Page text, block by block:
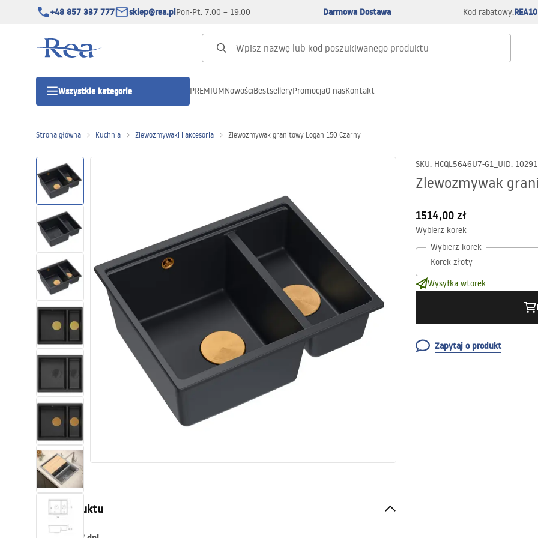
+48 857 337 777 sklep@rea.plPon-Pt: 7:00 – 19:00 Darmowa Dostawa Kod rabatowy:REA10
Wszystkie kategorie
Kategorie produktowe
Kabiny prysznicowe
Brodziki prysznicowe
Odpływy liniowe
Toalety, ubikacje
Umywalki
Baterie
Natryski
Kuchnia
Akcesoria i meble łazienkowe
PREMIUMNowościBestselleryPromocjaO nasKontakt
Strona główna Kuchnia Zlewozmywaki i akcesoria Zlewozmywak granitowy Logan 150 Czarny
SKU: HCQL5646U7-G1_UID: 10291
Zlewozmywak
1514,00 zł
Wybierz korek
Wybierz korek
Wysyłka wtorek.
Zapytaj o produkt
Opis produktu